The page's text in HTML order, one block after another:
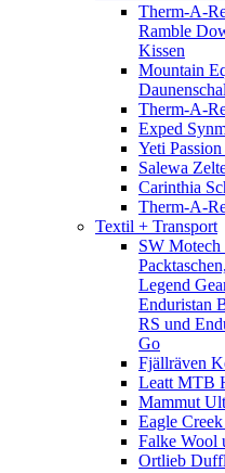
Therm-A-
Ramble
Kissen
Mountain
Therm-A-
Exped
Yeti Passion
Salewa
Carinthia
Therm-A-
Textil + Transport
SW
Legend
Enduristan
RS und
Go
Fjällräven
Leatt MTB
Mammut
Eagle
Falke Wool
Ortlieb